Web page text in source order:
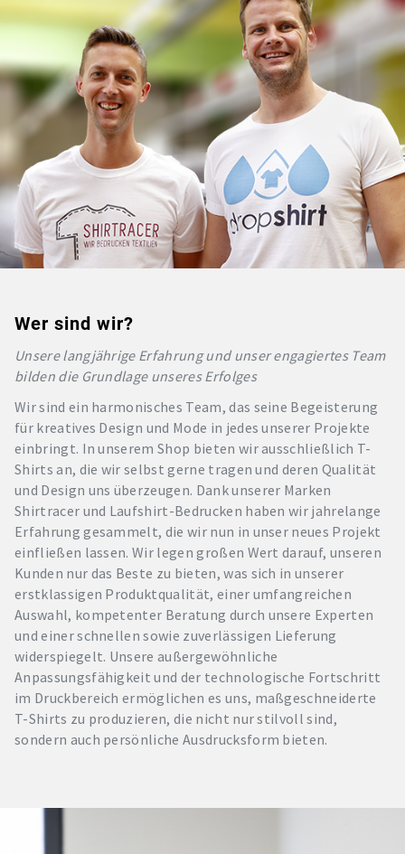
Wer sind wir?
Unsere langjährige Erfahrung und unser engagiertes Team
bilden die Grundlage unseres Erfolges
Wir sind ein harmonisches Team, das seine Begeisterung
für kreatives Design und Mode in jedes unserer Projekte
einbringt. In unserem Shop bieten wir ausschließlich T-
Shirts an, die wir selbst gerne tragen und deren Qualität
und Design uns überzeugen. Dank unserer Marken
Shirtracer und Laufshirt-Bedrucken haben wir jahrelange
Erfahrung gesammelt, die wir nun in unser neues Projekt
einfließen lassen. Wir legen großen Wert darauf, unseren
Kunden nur das Beste zu bieten, was sich in unserer
erstklassigen Produktqualität, einer umfangreichen
Auswahl, kompetenter Beratung durch unsere Experten
und einer schnellen sowie zuverlässigen Lieferung
widerspiegelt. Unsere außergewöhnliche
Anpassungsfähigkeit und der technologische Fortschritt
im Druckbereich ermöglichen es uns, maßgeschneiderte
T-Shirts zu produzieren, die nicht nur stilvoll sind,
sondern auch persönliche Ausdrucksform bieten.